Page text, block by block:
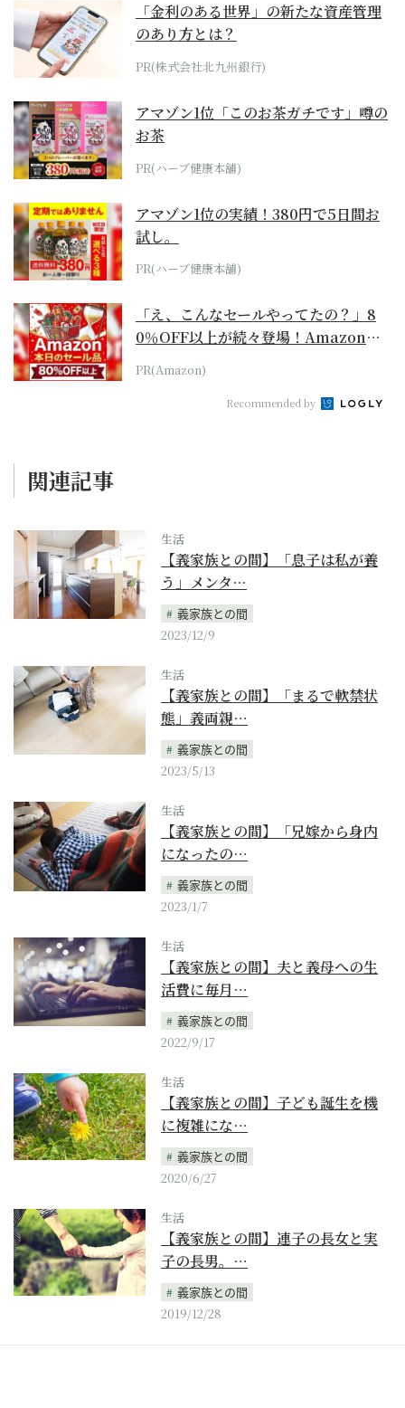
「金利のある世界」の新たな資産管理
のあり方とは？
PR(株式会社北九州銀行)
アマゾン1位「このお茶ガチです」噂の
お茶
PR(ハーブ健康本舗)
アマゾン1位の実績！380円で5日間お
試し。
PR(ハーブ健康本舗)
「え、こんなセールやってたの？」8
0％OFF以上が続々登場！Amazonの
本気が...
PR(Amazon)
Recommended by
関連記事
生活
【義家族との間】「息子は私が養
う」メンタ…
義家族との間
2023/12/9
生活
【義家族との間】「まるで軟禁状
態」義両親…
義家族との間
2023/5/13
生活
【義家族との間】「兄嫁から身内
になったの…
義家族との間
2023/1/7
生活
【義家族との間】夫と義母への生
活費に毎月…
義家族との間
2022/9/17
生活
【義家族との間】子ども誕生を機
に複雑にな…
義家族との間
2020/6/27
生活
【義家族との間】連子の長女と実
子の長男。…
義家族との間
2019/12/28